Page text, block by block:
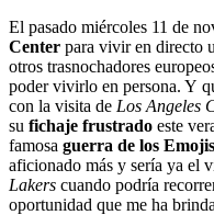
El pasado miércoles 11 de
Center para vivir en directo
otros trasnochadores
poder vivirlo en persona. Y
con la visita de Los Angeles
su fichaje frustrado este
famosa guerra de los Emojis
aficionado más y sería ya el
Lakers cuando podría
oportunidad que me ha